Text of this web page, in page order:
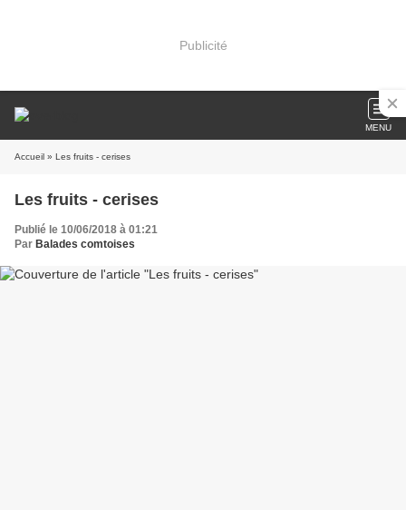
Publicité
MENU
Accueil » Les fruits - cerises
Les fruits - cerises
Publié le 10/06/2018 à 01:21
Par Balades comtoises